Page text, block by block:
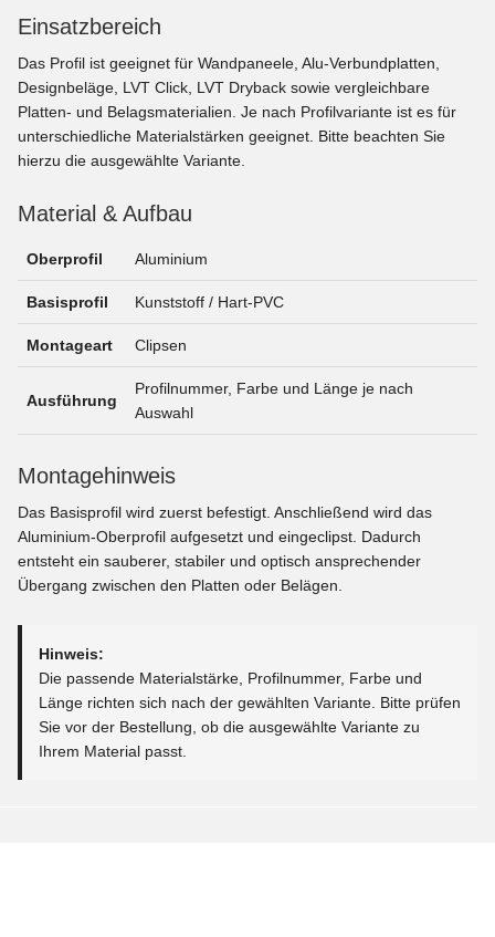
Einsatzbereich
Das Profil ist geeignet für Wandpaneele, Alu-Verbundplatten,
Designbeläge, LVT Click, LVT Dryback sowie vergleichbare
Platten- und Belagsmaterialien. Je nach Profilvariante ist es für
unterschiedliche Materialstärken geeignet. Bitte beachten Sie
hierzu die ausgewählte Variante.
Material & Aufbau
Oberprofil Aluminium
Basisprofil Kunststoff / Hart-PVC
Montageart Clipsen
Ausführung
Profilnummer, Farbe und Länge je nach
Auswahl
Montagehinweis
Das Basisprofil wird zuerst befestigt. Anschließend wird das
Aluminium-Oberprofil aufgesetzt und eingeclipst. Dadurch
entsteht ein sauberer, stabiler und optisch ansprechender
Übergang zwischen den Platten oder Belägen.
Hinweis:
Die passende Materialstärke, Profilnummer, Farbe und
Länge richten sich nach der gewählten Variante. Bitte prüfen
Sie vor der Bestellung, ob die ausgewählte Variante zu
Ihrem Material passt.